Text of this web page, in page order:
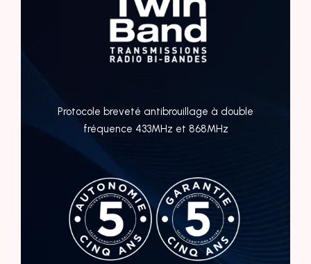
Protocole breveté antibrouillage à double
fréquence 433MHz et 868MHz